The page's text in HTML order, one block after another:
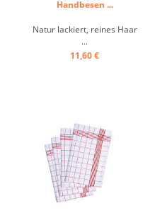
Handbesen ...
Natur lackiert, reines Haar
...
11,60 €